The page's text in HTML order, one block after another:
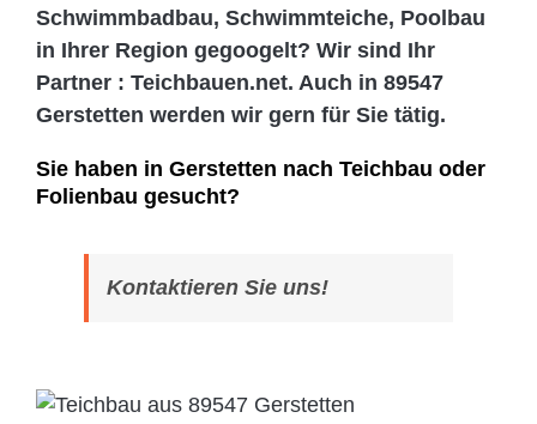
Schwimmbadbau, Schwimmteiche, Poolbau
in Ihrer Region gegoogelt? Wir sind Ihr
Partner : Teichbauen.net. Auch in 89547
Gerstetten werden wir gern für Sie tätig.
Sie haben in Gerstetten nach Teichbau oder
Folienbau gesucht?
Kontaktieren Sie uns!